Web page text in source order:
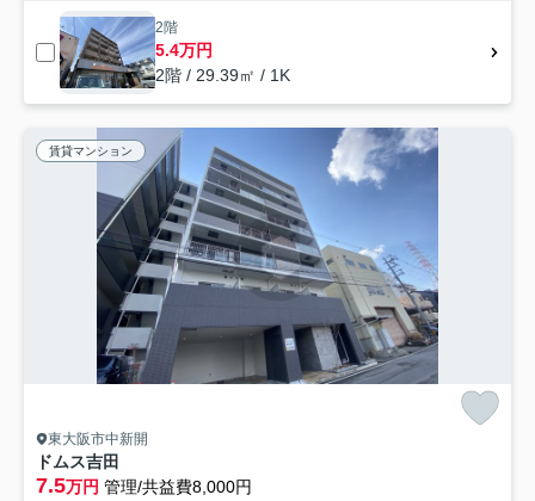
2階
5.4万円
2階 / 29.39㎡ / 1K
賃貸マンション
東大阪市中新開
ドムス吉田
7.5万円 管理/共益費8,000円